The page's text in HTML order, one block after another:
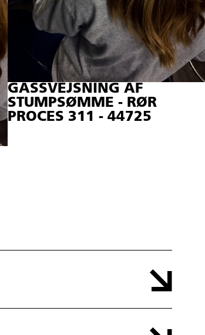
GASSVEJSNING AF
STUMPSØMME - RØR
PROCES 311 - 44725